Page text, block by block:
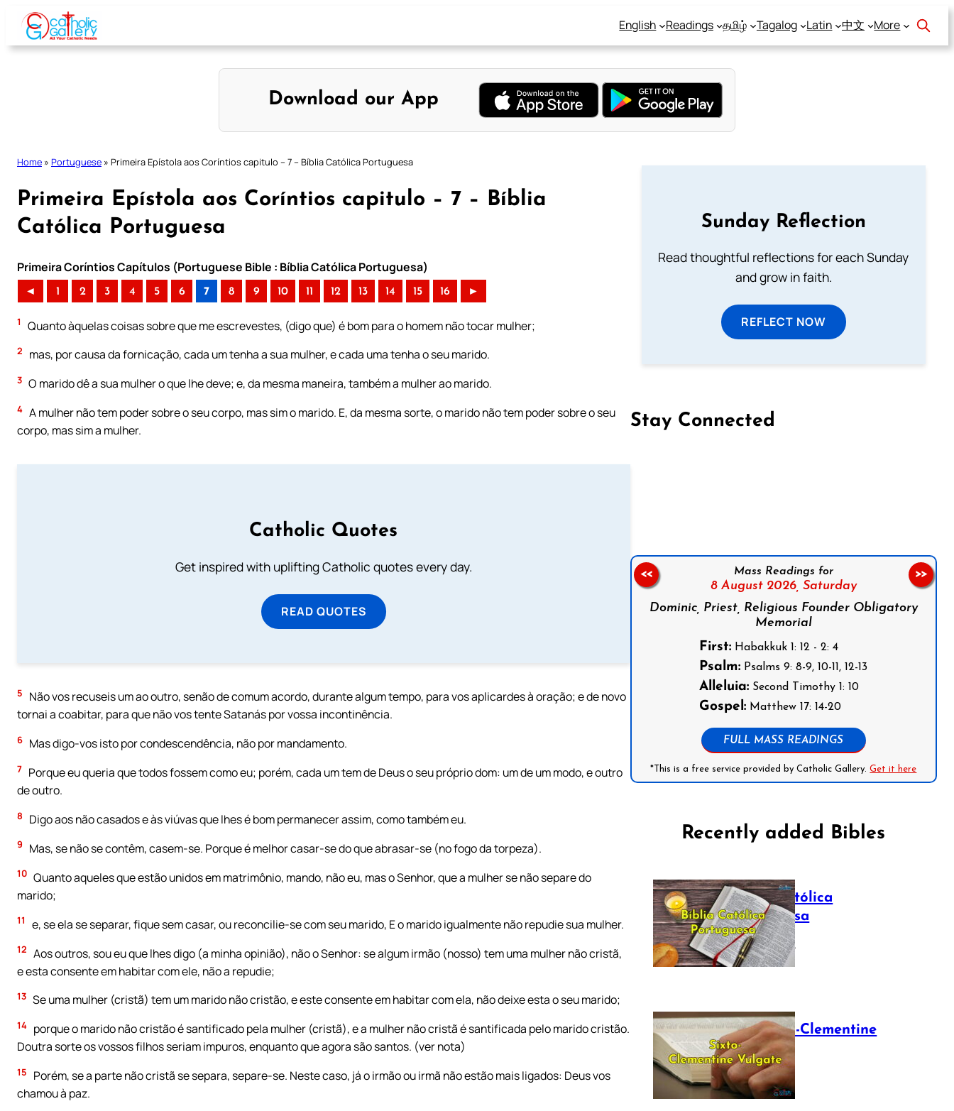
Skip
content
English Readings தமிழ் Tagalog Latin 中文 More
Download our App
Home » Portuguese » Primeira Epístola aos Coríntios capitulo – 7 – Bíblia Católica Portuguesa
Primeira Epístola aos Coríntios capitulo – 7 – Bíblia
Católica Portuguesa
Primeira Coríntios Capítulos (Portuguese Bible : Bíblia Católica Portuguesa)
◄ 1 2 3 4 5 6 7 8 9 10 11 12 13 14 15 16 ►
1 Quanto àquelas coisas sobre que me escrevestes, (digo que) é bom para o homem não tocar mulher;
2 mas, por causa da fornicação, cada um tenha a sua mulher, e cada uma tenha o seu marido.
3 O marido dê a sua mulher o que lhe deve; e, da mesma maneira, também a mulher ao marido.
4 A mulher não tem poder sobre o seu corpo, mas sim o marido. E, da mesma sorte, o marido não tem poder sobre o seu
corpo, mas sim a mulher.
Catholic Quotes
Get inspired with uplifting Catholic quotes every day.
READ QUOTES
5
Não vos recuseis um ao outro, senão de comum acordo, durante algum tempo, para vos aplicardes à oração; e de novo
tornai a coabitar, para que não vos tente Satanás por vossa incontinência.
6 Mas digo-vos isto por condescendência, não por mandamento.
7 Porque eu queria que todos fossem como eu; porém, cada um tem de Deus o seu próprio dom: um de um modo, e outro
de outro.
8 Digo aos não casados e às viúvas que lhes é bom permanecer assim, como também eu.
9 Mas, se não se contêm, casem-se. Porque é melhor casar-se do que abrasar-se (no fogo da torpeza).
10 Quanto aqueles que estão unidos em matrimônio, mando, não eu, mas o Senhor, que a mulher se não separe do
marido;
11 e, se ela se separar, fique sem casar, ou reconcilie-se com seu marido, E o marido igualmente não repudie sua mulher.
12 Aos outros, sou eu que lhes digo (a minha opinião), não o Senhor: se algum irmão (nosso) tem uma mulher não cristã,
e esta consente em habitar com ele, não a repudie;
13 Se uma mulher (cristã) tem um marido não cristão, e este consente em habitar com ela, não deixe esta o seu marido;
14 porque o marido não cristão é santificado pela mulher (cristã), e a mulher não cristã é santificada pelo marido cristão.
Doutra sorte os vossos filhos seriam impuros, enquanto que agora são santos. (ver nota)
15
Porém, se a parte não cristã se separa, separe-se. Neste caso, já o irmão ou irmã não estão mais ligados: Deus vos
chamou à paz.
Sunday Reflection
Read thoughtful reflections for each Sunday
and grow in faith.
REFLECT NOW
Stay Connected
Mass Readings for
8 August 2026, Saturday
Dominic, Priest, Religious Founder Obligatory
Memorial
First: Habakkuk 1: 12 - 2: 4
Psalm: Psalms 9: 8-9, 10-11, 12-13
Alleluia: Second Timothy 1: 10
Gospel: Matthew 17: 14-20
FULL MASS READINGS
*This is a free service provided by Catholic Gallery.Get it here
<< >>
Recently added Bibles
Bíblia Católica
Portuguesa
July 16, 2025
The Sixto-Clementine
Vulgate
July 12, 2025